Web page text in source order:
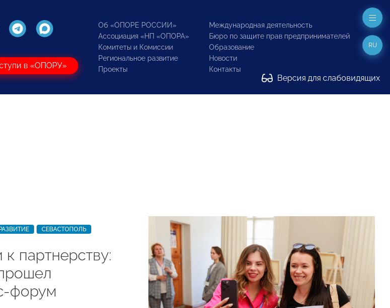
в «ОПОРУ»
Об «ОПОРЕ РОССИИ»
Ассоциация «НП «ОПОРА»
Комитеты и Комиссии
Региональное развитие
Проекты
Международная деятельность
Бюро по защите прав предпринимателей
Образование
Новости
Контакты
Версия для слабовидящих
RU
СЕВАСТОПОЛЬ
партнерству:
форум